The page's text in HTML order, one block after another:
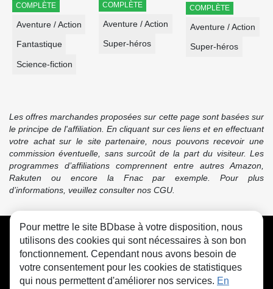
COMPLÈTE
Aventure / Action
Fantastique
Science-fiction
COMPLÈTE
Aventure / Action
Super-héros
COMPLÈTE
Aventure / Action
Super-héros
Les offres marchandes proposées sur cette page sont basées sur
le principe de l'affiliation. En cliquant sur ces liens et en effectuant
votre achat sur le site partenaire, nous pouvons recevoir une
commission éventuelle, sans surcoût de la part du visiteur. Les
programmes d’affiliations comprennent entre autres Amazon,
Rakuten ou encore la Fnac par exemple. Pour plus
d’informations, veuillez consulter nos CGU.
CGU FAQ Contact Cookies
Pour mettre le site BDbase à votre disposition, nous
utilisons des cookies qui sont nécessaires à son bon
fonctionnement. Cependant nous avons besoin de
votre consentement pour les cookies de statistiques
qui nous permettent d'améliorer nos services. En